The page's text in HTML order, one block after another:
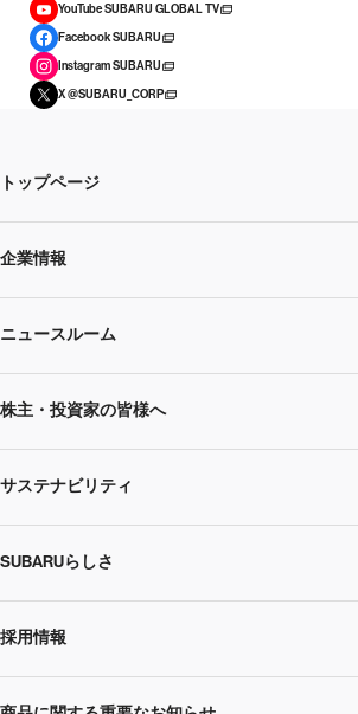
YouTube SUBARU GLOBAL TV
Facebook SUBARU
Instagram SUBARU
X @SUBARU_CORP
トップページ
企業情報
企業情報トップ
SUBARUのありたい姿
SUBARU 2025方針
事業所・関係会社
ニュースルーム
ニュースルームトップ
ニュースリリース
株主・投資家の皆様へ
株主・投資家の皆様へトップ
企業・経営
IRライブラリー
サステナビリティ
サステナビリティトップ
CEOサステナビリティ
SUBARUらしさ
SUBARUらしさトップ
採用情報